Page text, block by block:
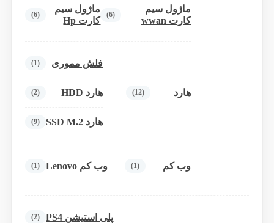
ماژول سیم
کارت wwan
(6)
ماژول سیم
کارت Hp
(6)
هارد (12)
فلش مموری (1)
هارد HDD (2)
هارد SSD M.2 (9)
وب کم (1) وب کم Lenovo (1)
پلی استیشن PS4 (2)